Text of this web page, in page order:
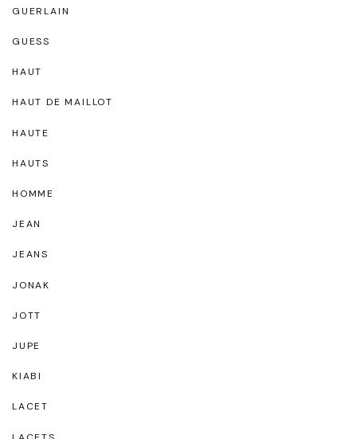
GUERLAIN
GUESS
HAUT
HAUT DE MAILLOT
HAUTE
HAUTS
HOMME
JEAN
JEANS
JONAK
JOTT
JUPE
KIABI
LACET